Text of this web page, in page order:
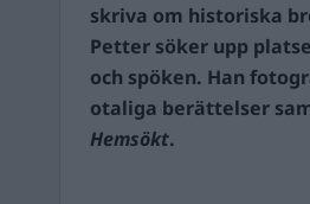
skriva om historiska
Petter söker upp
och spöken. Han
otaliga berättelser
Hemsökt.